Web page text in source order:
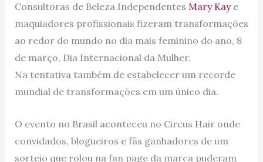
Consultoras de Beleza Independentes Mary Kaye
maquiadores profissionais fizeram transformações
ao redor do mundo no dia mais feminino do ano, 8
de março, Dia Internacional da Mulher.
Na tentativa também de estabelecer um recorde
mundial de transformações em um único dia.
O evento no Brasil aconteceu no Circus Hair onde
convidados, blogueiros e fãs ganhadores de um
sorteio que rolou na fan page da marca puderam